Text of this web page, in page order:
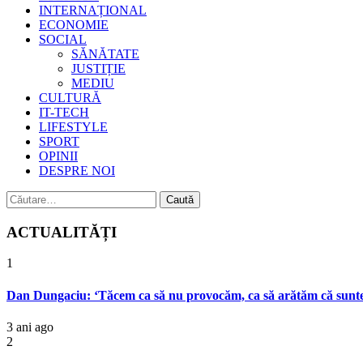
INTERNAȚIONAL
ECONOMIE
SOCIAL
SĂNĂTATE
JUSTIȚIE
MEDIU
CULTURĂ
IT-TECH
LIFESTYLE
SPORT
OPINII
DESPRE NOI
Caută
după:
ACTUALITĂȚI
1
Dan Dungaciu: ‘Tăcem ca să nu provocăm, ca să arătăm că
3 ani ago
2